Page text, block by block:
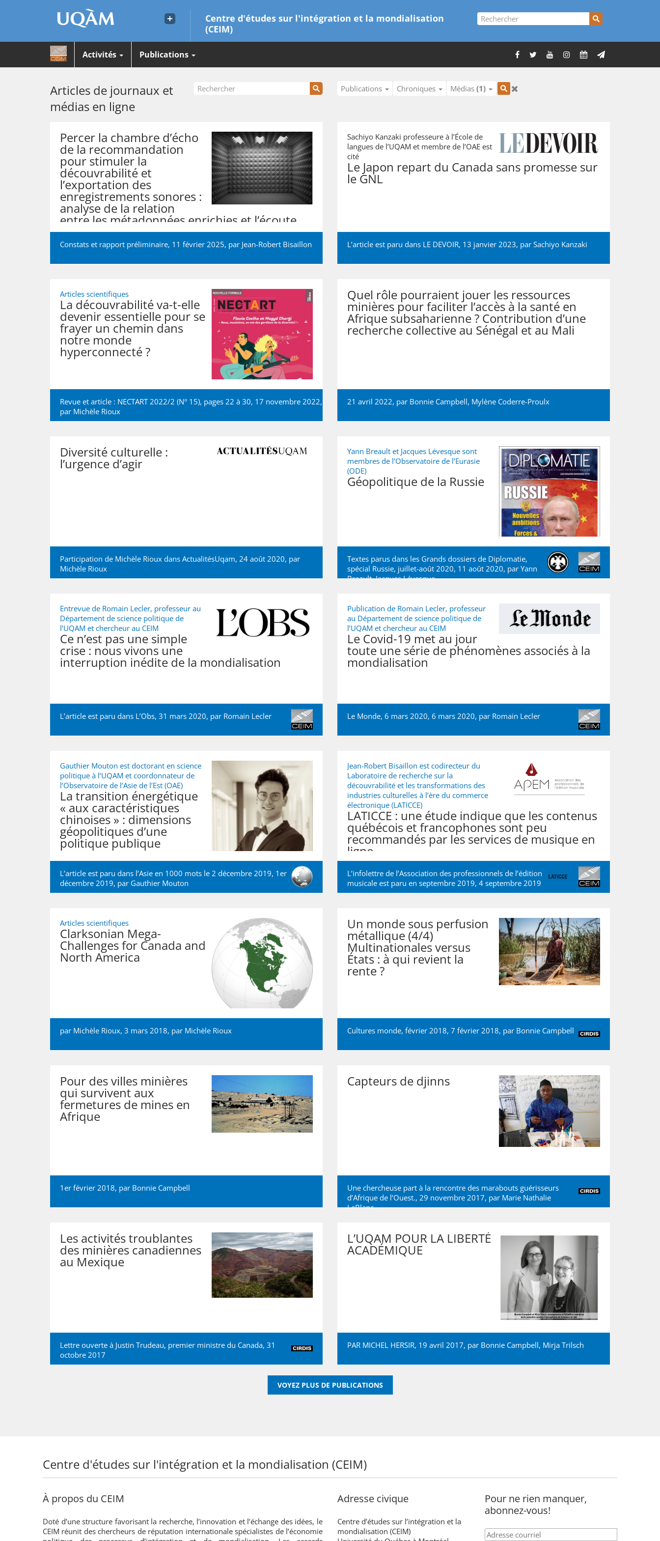
Centre d'études sur l'intégration et la mondialisation
(CEIM)
Activités Publications
Articles de journaux et
médias en ligne
Publications Chroniques Médias (1)
Percer la chambre d’écho
de la recommandation
pour stimuler la
découvrabilité et
l’exportation des
enregistrements sonores :
analyse de la relation
entre les métadonnées enrichies et l’écoute
globalisée en streaming.
Constats et rapport préliminaire, 11 février 2025, par Jean-Robert Bisaillon
Sachiyo Kanzaki professeure à l’École de
langues de l’UQAM et membre de l’OAE est
cité
Le Japon repart du Canada sans promesse sur
le GNL
L’article est paru dans LE DEVOIR, 13 janvier 2023, par Sachiyo Kanzaki
Articles scientifiques
La découvrabilité va-t-elle
devenir essentielle pour se
frayer un chemin dans
notre monde
hyperconnecté ?
Revue et article : NECTART 2022/2 (N° 15), pages 22 à 30, 17 novembre 2022,
par Michèle Rioux
Quel rôle pourraient jouer les ressources
minières pour faciliter l’accès à la santé en
Afrique subsaharienne ? Contribution d’une
recherche collective au Sénégal et au Mali
21 avril 2022, par Bonnie Campbell, Mylène Coderre-Proulx
Diversité culturelle :
l’urgence d’agir
Participation de Michèle Rioux dans ActualitésUqam, 24 août 2020, par
Michèle Rioux
Yann Breault et Jacques Lévesque sont
membres de l’Observatoire de l’Eurasie
(ODE)
Géopolitique de la Russie
Textes parus dans les Grands dossiers de Diplomatie,
spécial Russie, juillet-août 2020, 11 août 2020, par Yann
Breault,Jacques Lévesque
Entrevue de Romain Lecler, professeur au
Département de science politique de
l’UQAM et chercheur au CEIM
Ce n’est pas une simple
crise : nous vivons une
interruption inédite de la mondialisation
L’article est paru dans L’Obs, 31 mars 2020, par Romain Lecler
Publication de Romain Lecler, professeur
au Département de science politique de
l’UQAM et chercheur au CEIM
Le Covid-19 met au jour
toute une série de phénomènes associés à la
mondialisation
Le Monde, 6 mars 2020, 6 mars 2020, par Romain Lecler
Gauthier Mouton est doctorant en science
politique à l’UQAM et coordonnateur de
l’Observatoire de l’Asie de l’Est (OAE)
La transition énergétique
« aux caractéristiques
chinoises » : dimensions
géopolitiques d’une
politique publique
L’article est paru dans l’Asie en 1000 mots le 2 décembre 2019, 1er
décembre 2019, par Gauthier Mouton
Jean-Robert Bisaillon est codirecteur du
Laboratoire de recherche sur la
découvrabilité et les transformations des
industries culturelles à l’ère du commerce
électronique (LATICCE)
LATICCE : une étude indique que les contenus
québécois et francophones sont peu
recommandés par les services de musique en
ligne
L’infolettre de l’Association des professionnels de l’édition
musicale est paru en septembre 2019, 4 septembre 2019
Articles scientifiques
Clarksonian Mega-
Challenges for Canada and
North America
par Michèle Rioux, 3 mars 2018, par Michèle Rioux
Un monde sous perfusion
métallique (4/4)
Multinationales versus
États : à qui revient la
rente ?
Cultures monde, février 2018, 7 février 2018, par Bonnie Campbell
Pour des villes minières
qui survivent aux
fermetures de mines en
Afrique
1er février 2018, par Bonnie Campbell
Capteurs de djinns
Une chercheuse part à la rencontre des marabouts guérisseurs
d’Afrique de l’Ouest., 29 novembre 2017, par Marie Nathalie
LeBlanc
Les activités troublantes
des minières canadiennes
au Mexique
Lettre ouverte à Justin Trudeau, premier ministre du Canada, 31
octobre 2017
L’UQAM POUR LA LIBERTÉ
ACADÉMIQUE
PAR MICHEL HERSIR, 19 avril 2017, par Bonnie Campbell, Mirja Trilsch
VOYEZ PLUS DE PUBLICATIONS
Centre d'études sur l'intégration et la mondialisation (CEIM)
À propos du CEIM
Doté d’une structure favorisant la recherche, l’innovation et l’échange des idées, le
CEIM réunit des chercheurs de réputation internationale spécialistes de l’économie
Adresse civique
Centre d’études sur l’intégration et la
mondialisation (CEIM)
Pour ne rien manquer,
abonnez-vous!